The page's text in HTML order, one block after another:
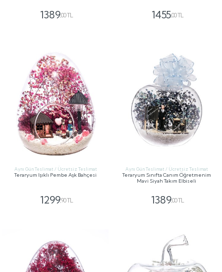
1389,00 TL 1455,00 TL
Aynı Gün Teslimat / Ücretsiz Teslimat
Teraryum Işıklı Pembe Aşk Bahçesi
1299,90 TL
Aynı Gün Teslimat / Ücretsiz Teslimat
Teraryum Sınıfta Canım Öğretmenim
Mavi Siyah Takım Elbiseli
1389,00 TL